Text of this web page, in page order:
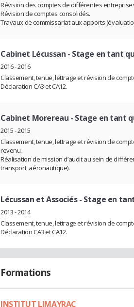
Révision des comptes de différentes
Révision de comptes consolidés.
Travaux de commissariat aux apports
Cabinet Lécussan - Stage en tant
2016 - 2016
Classement, tenue, lettrage et révision de
Déclaration CA3 et CA12.
Cabinet Morereau - Stage en tant
2015 - 2015
Classement, tenue, lettrage et révision de
revenu.
Réalisation de mission d’audit au sein de
transport, aéronautique).
Lécussan et Associés- Stage en
2013 - 2014
Classement, tenue, lettrage et révision de
Déclaration CA3 et CA12.
Formations
INSTITUT LIMAYRAC